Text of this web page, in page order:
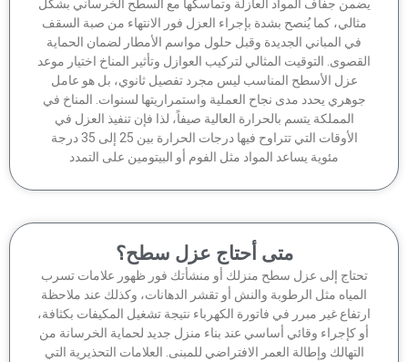
جفاف المواد العازلة وتماسكها مع السطح الخرساني بشكل
كما يُنصح بشدة بإجراء العزل فور الانتهاء من صبة السقف
في المباني الجديدة وقبل حلول مواسم الأمطار لضمان الحماية
التوقيت المثالي لتركيب العوازل وتأثير المناخ اختيار موعد
عزل الأسطح المناسب ليس مجرد تفصيل ثانوي، بل هو عامل
يحدد مدى نجاح العملية واستمراريتها لسنوات. المناخ في
المملكة يتسم بالحرارة العالية صيفاً، لذا فإن تنفيذ العزل في
الأوقات التي تتراوح فيها درجات الحرارة بين 25 إلى 35 درجة
مئوية يساعد المواد مثل الفوم أو البيتومين على التمدد
متى أحتاج عزل سطح؟
إلى عزل سطح منزلك أو منشأتك فور ظهور علامات تسرب
مثل الرطوبة والنش أو تقشر الدهانات، وكذلك عند ملاحظة
غير مبرر في فاتورة الكهرباء نتيجة تشغيل المكيفات بكثافة،
كإجراء وقائي أساسي عند بناء منزل جديد لحماية الخرسانة من
وإطالة العمر الافتراضي للمبنى. العلامات التحذيرية التي